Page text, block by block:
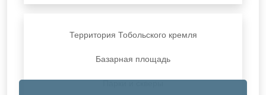
Территория Тобольского кремля
Базарная площадь